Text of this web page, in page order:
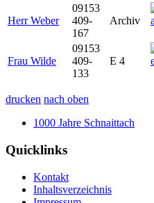
Herr Weber
09153
409-
167
Archiv
Frau Wilde
09153
409-
133
E 4
drucken nach oben
1000 Jahre Schnaittach
Quicklinks
Kontakt
Inhaltsverzeichnis